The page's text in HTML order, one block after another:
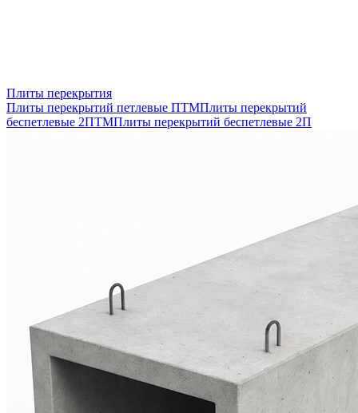
Плиты перекрытия
Плиты перекрытий петлевые ПТМПлиты перекрытий
беспетлевые 2ПТМПлиты перекрытий беспетлевые 2П